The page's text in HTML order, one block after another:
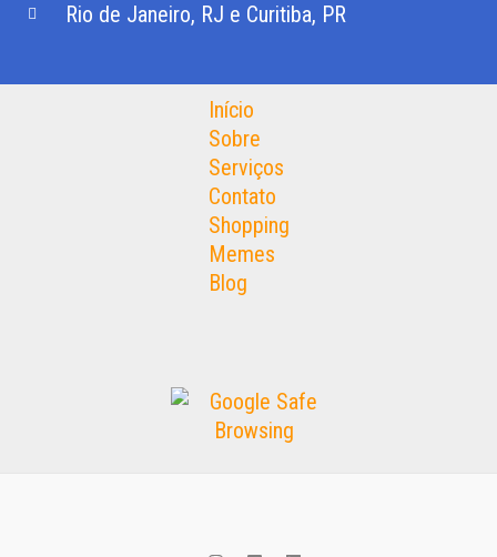
Rio de Janeiro, RJ e Curitiba, PR
Início
Sobre
Serviços
Contato
Shopping
Memes
Blog